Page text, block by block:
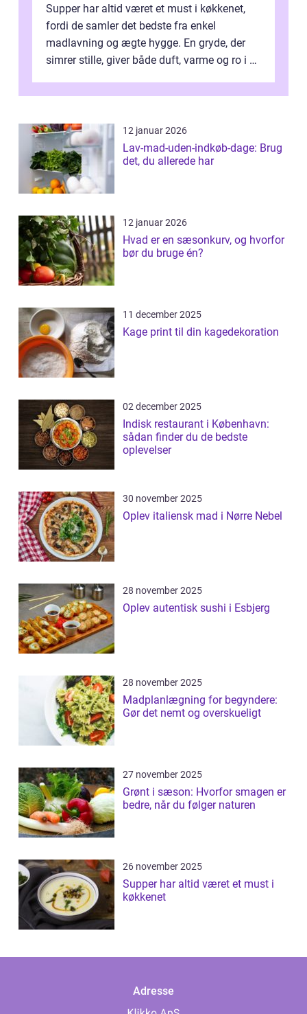
Supper har altid været et must i køkkenet,
fordi de samler det bedste fra enkel
madlavning og ægte hygge. En gryde, der
simrer stille, giver både duft, varme og ro i en
12 januar 2026
Lav-mad-uden-indkøb-dage: Brug
det, du allerede har
12 januar 2026
Hvad er en sæsonkurv, og hvorfor
bør du bruge én?
11 december 2025
Kage print til din kagedekoration
02 december 2025
Indisk restaurant i København:
sådan finder du de bedste
oplevelser
30 november 2025
Oplev italiensk mad i Nørre Nebel
28 november 2025
Oplev autentisk sushi i Esbjerg
28 november 2025
Madplanlægning for begyndere:
Gør det nemt og overskueligt
27 november 2025
Grønt i sæson: Hvorfor smagen er
bedre, når du følger naturen
26 november 2025
Supper har altid været et must i
køkkenet
Adresse